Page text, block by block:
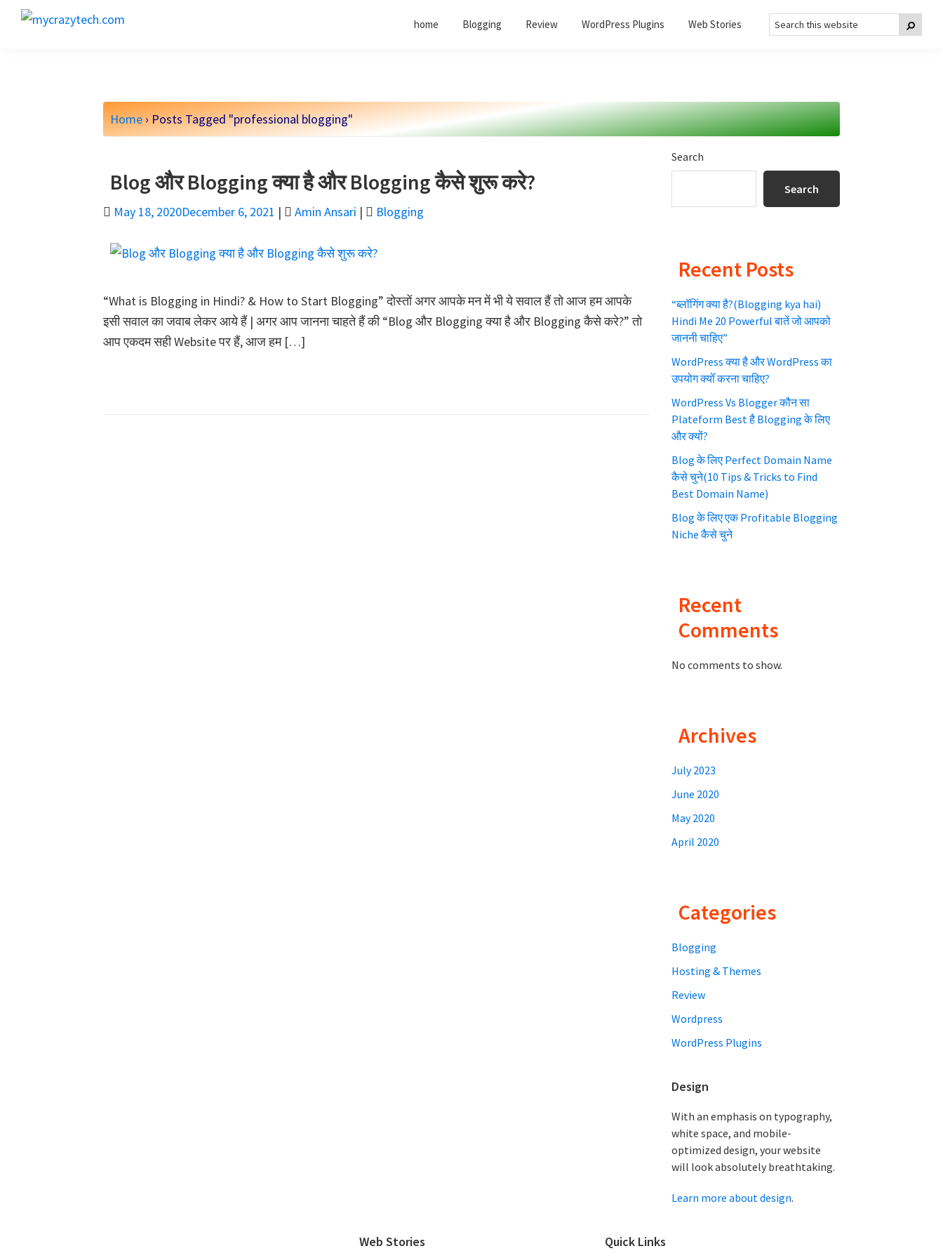
Skip
Skip
Skip
home Blogging Review WordPress Plugins Web Stories Search
this
Home›Posts Tagged "professional blogging"
Blog और Blogging क्या है और Blogging कैसे शुरू करे?
May 18, 2020December 6, 2021 | Amin Ansari | Blogging
“What is Blogging in Hindi? & How to Start Blogging” दोस्तों अगर आपके मन में भी ये सवाल हैं तो आज हम आपके
इसी सवाल का जवाब लेकर आये हैं | अगर आप जानना चाहते हैं की “Blog और Blogging क्या है और Blogging कैसे करे?” तो
आप एकदम सही Website पर हैं, आज हम […]
Primary
Search
Search
Recent Posts
“ब्लॉगिंग क्या है?(Blogging kya hai)
Hindi Me 20 Powerful बातें जो आपको
जाननी चाहिए”
WordPress क्या है और WordPress का
उपयोग क्योँ करना चाहिए?
WordPress Vs Blogger कौन सा
Plateform Best है Blogging के लिए
और क्यों?
Blog के लिए Perfect Domain Name
कैसे चुने(10 Tips & Tricks to Find
Best Domain Name)
Blog के लिए एक Profitable Blogging
Niche कैसे चुने
Recent
Comments
No comments to show.
Archives
July 2023
June 2020
May 2020
April 2020
Categories
Blogging
Hosting & Themes
Review
Wordpress
WordPress Plugins
Design
With an emphasis on typography,
white space, and mobile-
optimized design, your website
will look absolutely breathtaking.
Learn more about design.
Web Stories Quick Links